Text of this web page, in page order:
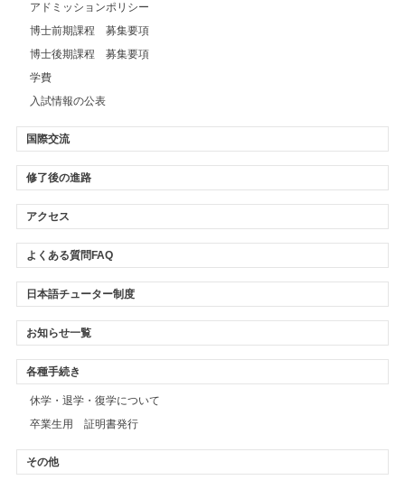
アドミッションポリシー
博士前期課程 募集要項
博士後期課程 募集要項
学費
入試情報の公表
国際交流
修了後の進路
アクセス
よくある質問FAQ
日本語チューター制度
お知らせ一覧
各種手続き
休学・退学・復学について
卒業生用 証明書発行
その他